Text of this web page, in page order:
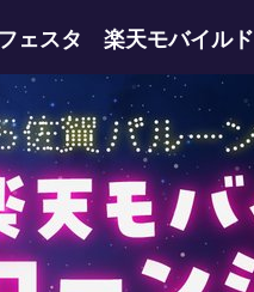
ェスタ 楽天モバイル